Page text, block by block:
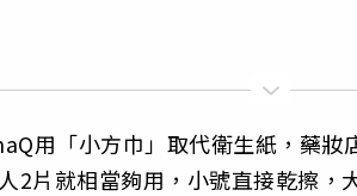
用「小方巾」取代衛生紙，藥妝
2片就相當夠用，小號直接乾擦